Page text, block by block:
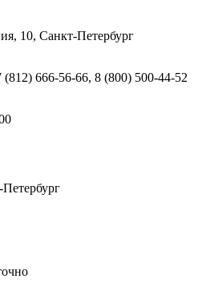
10, Санкт-Петербург
666-56-66, 8 (800) 500-44-52